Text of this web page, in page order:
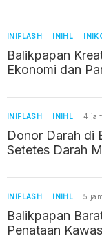
INIFLASH INIHL
Balikpapan
Ekonomi dan
INIFLASH INIHL 4
Donor Darah di
Setetes Darah
INIFLASH INIHL 5
Balikpapan
Penataan